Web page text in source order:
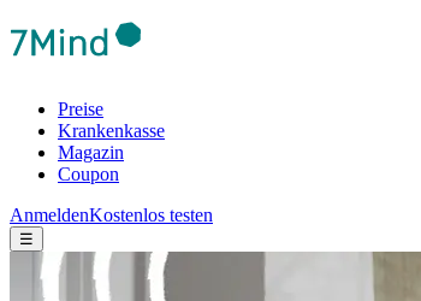
Preise
Krankenkasse
Magazin
Coupon
AnmeldenKostenlos testen
☰